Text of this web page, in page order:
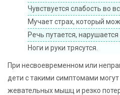
Чувствуется слабость во
Мучает страх, который
Речь путается, нарушается
Ноги и руки трясутся.
При несвоевременном или
дети с такими симптомами
жевательных мышц и резко